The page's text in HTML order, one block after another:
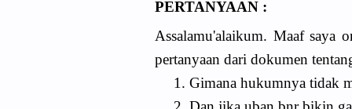
PERTANYAAN :
Assalamu'alaikum. Maaf saya
pertanyaan dari dokumen
1. Gimana hukumnya tidak